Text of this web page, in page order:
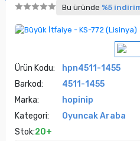
Bu üründe %5
Ürün Kodu:
hpn4511-1455
Barkod:
4511-1455
Marka:
hopinip
Kategori:
Oyuncak Araba
Stok:20+